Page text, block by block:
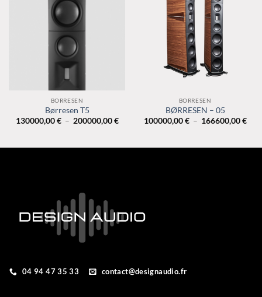
BORRESEN
Børresen T5
130000,00€ – 200000,00€Plage
à
BORRESEN
BØRRESEN – 05
100000,00€ – 166600,00€
à
04 94 47 35 33 contact@designaudio.fr